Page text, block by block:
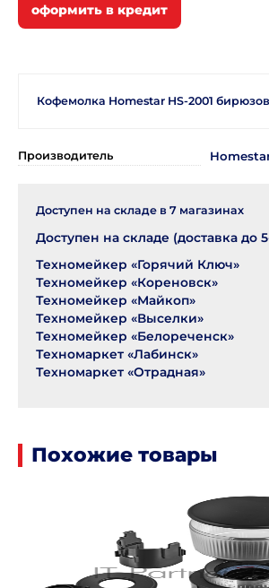
Кофемолка Homestar HS-2001
Производитель
Доступен на складе в 7 магазинах
Доступен на складе (доставка до
Техномейкер «Горячий Ключ»
Техномейкер «Кореновск»
Техномейкер «Майкоп»
Техномейкер «Выселки»
Техномейкер «Белореченск»
Техномаркет «Лабинск»
Техномаркет «Отрадная»
Похожие товары